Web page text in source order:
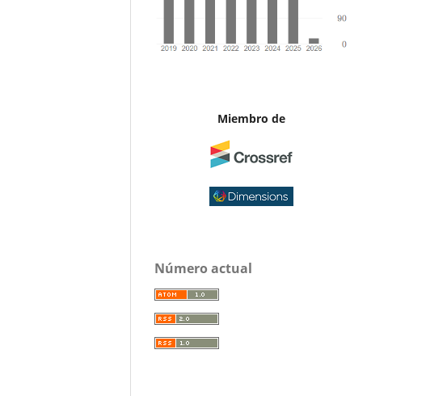
Miembro de
Número actual